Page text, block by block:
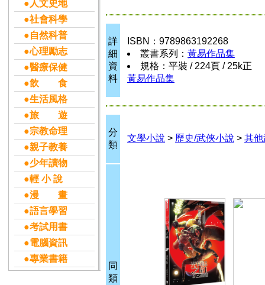
●人文史地
●社會科學
●自然科普
●心理勵志
●醫療保健
●飲 食
●生活風格
●旅 遊
●宗教命理
●親子教養
●少年讀物
●輕 小 說
●漫 畫
●語言學習
●考試用書
●電腦資訊
●專業書籍
詳
細
資
料
ISBN：9789863192268
叢書系列： 黃易作品集
規格：平裝 / 224頁 / 25k正
黃易作品集
分
類
文學小說 > 歷史/武俠小說 > 其
同
類